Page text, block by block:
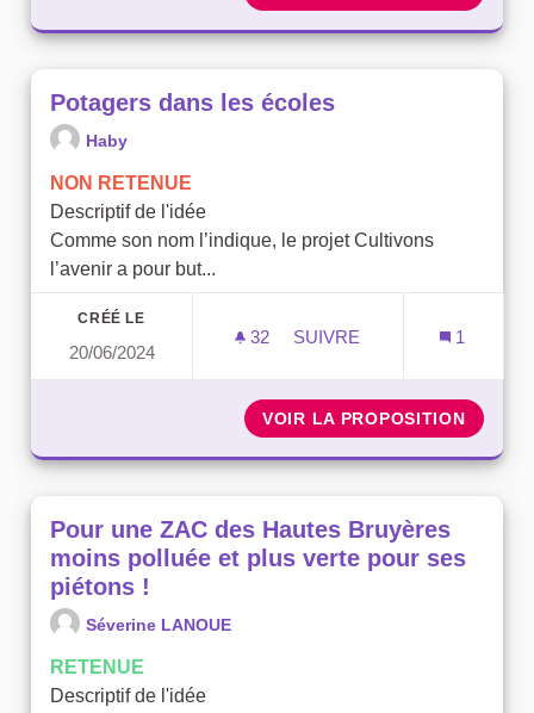
Potagers dans les écoles
Haby
NON RETENUE
Descriptif de l'idée
Comme son nom l’indique, le projet Cultivons
l’avenir a pour but...
CRÉÉ LE
20/06/2024
32 32 ABONNÉS
SUIVRE
1
VOIR LA PROPOSITION
Pour une ZAC des Hautes Bruyères
moins polluée et plus verte pour ses
piétons !
Séverine LANOUE
RETENUE
Descriptif de l'idée